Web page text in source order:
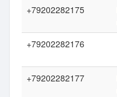
+79202282175
+79202282176
+79202282177